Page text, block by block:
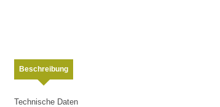
Beschreibung
Technische Daten